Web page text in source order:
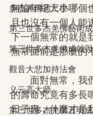
多杰羌佛第三世
第三世多杰羌佛藝術
第三世多杰羌佛成就
觀音大悲加持法會
义云高大师
第三世多杰羌佛五明
無論年紀大小哪個
且也沒有一個人能
下一個無常的就是
無常面前是那麼的
面對無常，我們
的壽命究竟有多長
日子裏，什麼才是